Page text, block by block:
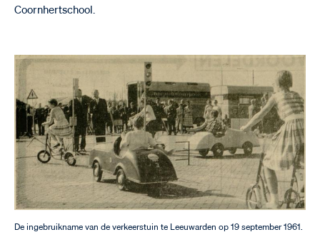
Coornhertschool.
De ingebruikname van de verkeerstuin te Leeuwarden op 19 september 1961.